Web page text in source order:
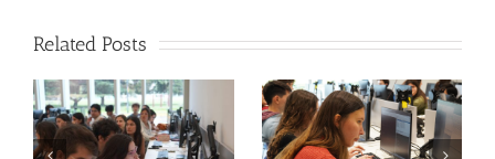
Related Posts
Un programa
Verificación
formal de